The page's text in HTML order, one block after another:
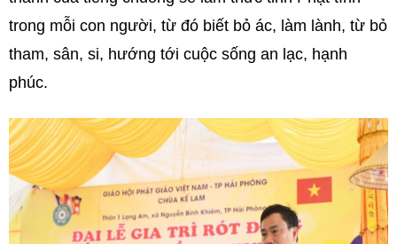
trong mỗi con người, từ đó biết bỏ ác, làm lành, từ bỏ
tham, sân, si, hướng tới cuộc sống an lạc, hạnh
phúc.